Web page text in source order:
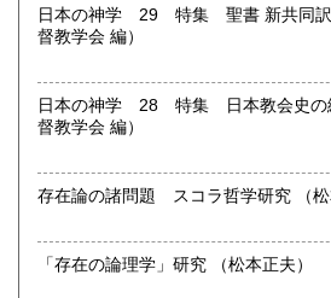
熊本県 大分
宮崎県 3,330円 鹿児
沖縄県
沿線名：地下鉄南北線、東豊線
定休日：日曜定休
北海道本・思想哲学・人文書を中心に
をしております。店頭での買取のほか
いたします。市外、道外の方はご相
へご連絡下さい。
日本の神学 29 特集 聖書 新共同訳 新約
督教学会 編）
日本の神学 28 特集 日本教会史の編纂と
督教学会 編）
存在論の諸
「存在の論理学」研究 （松本正夫）